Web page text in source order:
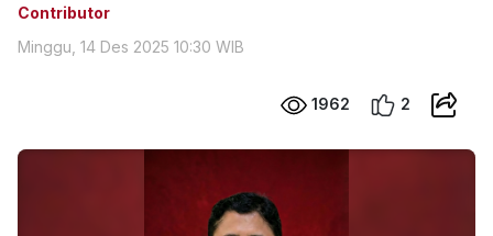
Contributor
Minggu, 14 Des 2025 10:30 WIB
1962 2